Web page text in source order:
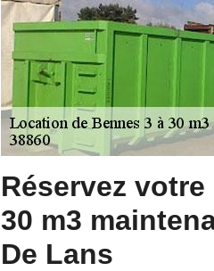
Réservez
30 m3
De Lans